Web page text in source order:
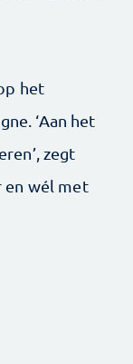
het
‘Aan het
zegt
en wél met